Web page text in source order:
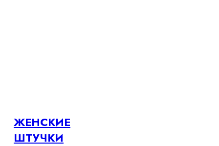
ЖЕНСКИЕ
ШТУЧКИ